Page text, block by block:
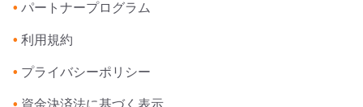
• パートナープログラム
• 利用規約
• プライバシーポリシー